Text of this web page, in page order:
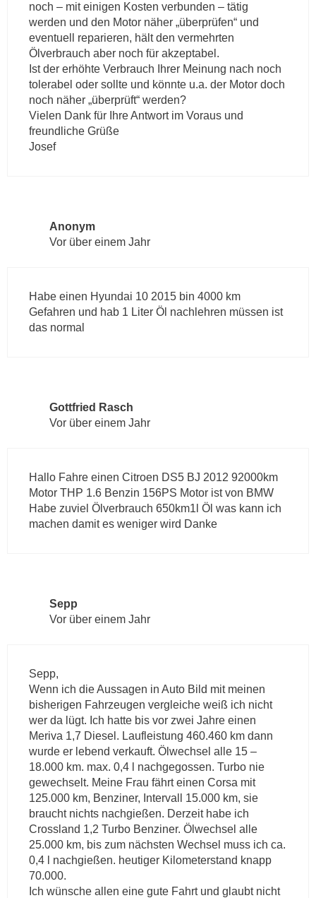
noch – mit einigen Kosten verbunden – tätig
werden und den Motor näher „überprüfen“ und
eventuell reparieren, hält den vermehrten
Ölverbrauch aber noch für akzeptabel.
Ist der erhöhte Verbrauch Ihrer Meinung nach noch
tolerabel oder sollte und könnte u.a. der Motor doch
noch näher „überprüft“ werden?
Vielen Dank für Ihre Antwort im Voraus und
freundliche Grüße
Josef
Anonym
Vor über einem Jahr
Habe einen Hyundai 10 2015 bin 4000 km
Gefahren und hab 1 Liter Öl nachlehren müssen ist
das normal
Gottfried Rasch
Vor über einem Jahr
Hallo Fahre einen Citroen DS5 BJ 2012 92000km
Motor THP 1.6 Benzin 156PS Motor ist von BMW
Habe zuviel Ölverbrauch 650km1l Öl was kann ich
machen damit es weniger wird Danke
Sepp
Vor über einem Jahr
Sepp,
Wenn ich die Aussagen in Auto Bild mit meinen
bisherigen Fahrzeugen vergleiche weiß ich nicht
wer da lügt. Ich hatte bis vor zwei Jahre einen
Meriva 1,7 Diesel. Laufleistung 460.460 km dann
wurde er lebend verkauft. Ölwechsel alle 15 –
18.000 km. max. 0,4 l nachgegossen. Turbo nie
gewechselt. Meine Frau fährt einen Corsa mit
125.000 km, Benziner, Intervall 15.000 km, sie
braucht nichts nachgießen. Derzeit habe ich
Crossland 1,2 Turbo Benziner. Ölwechsel alle
25.000 km, bis zum nächsten Wechsel muss ich ca.
0,4 l nachgießen. heutiger Kilometerstand knapp
70.000.
Ich wünsche allen eine gute Fahrt und glaubt nicht